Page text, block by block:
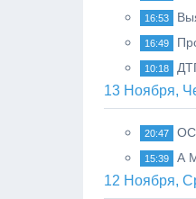
16:53
16:49
10:18
13 Ноября,
20:47
15:39 А
12 Ноября,